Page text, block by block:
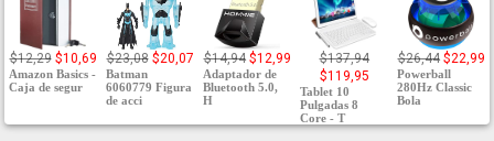
$12,29 $10,69
Amazon Basics -
Caja de segur
$23,08 $20,07
Batman
6060779 Figura
de acci
$14,94 $12,99
Adaptador de
Bluetooth 5.0,
H
$137,94
$119,95
Tablet 10
Pulgadas 8
Core - T
$26,44 $22,99
Powerball
280Hz Classic
Bola